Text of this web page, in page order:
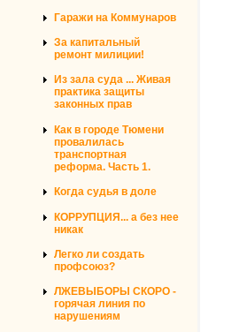
Гаражи на Коммунаров
За капитальный
ремонт милиции!
Из зала суда ... Живая
практика защиты
законных прав
Как в городе Тюмени
провалилась
транспортная
реформа. Часть 1.
Когда судья в доле
КОРРУПЦИЯ... а без нее
никак
Легко ли создать
профсоюз?
ЛЖЕВЫБОРЫ СКОРО -
горячая линия по
нарушениям